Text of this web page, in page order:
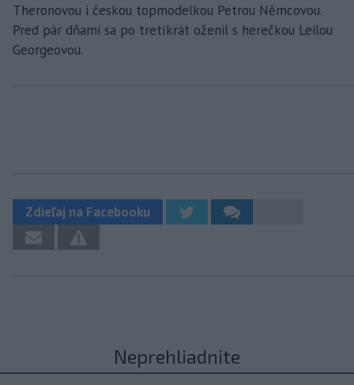
Theronovou i českou topmodelkou Petrou Němcovou.
Pred pár dňami sa po tretíkrát oženil s herečkou Leilou
Georgeovou.
Zdieľaj na Facebooku
Neprehliadnite